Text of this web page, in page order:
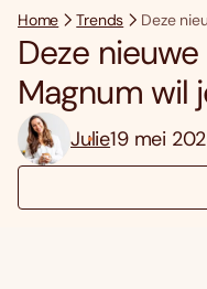
Home Trends Deze
Deze
Magnum wil
Julie19 mei